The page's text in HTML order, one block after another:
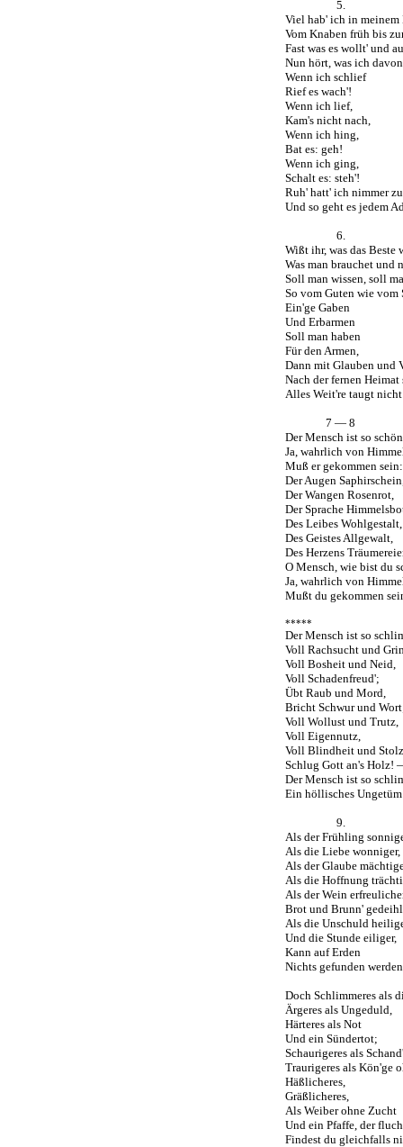
5.
Viel hab' ich in meinem
Vom Knaben früh bis
Fast was es wollt' und
Nun hört, was ich
Wenn ich schlief
Rief es wach'!
Wenn ich lief,
Kam's nicht nach,
Wenn ich hing,
Bat es: geh!
Wenn ich ging,
Schalt es: steh'!
Ruh' hatt' ich nimmer
Und so geht es jedem
6.
Wißt ihr, was das Beste
Was man brauchet und
Soll man wissen, soll
So vom Guten wie vom
Ein'ge Gaben
Und Erbarmen
Soll man haben
Für den Armen,
Dann mit Glauben und
Nach der fernen
Alles Weit're taugt nicht
7 — 8
Der Mensch ist so
Ja, wahrlich von
Muß er gekommen sein:
Der Augen
Der Wangen Rosenrot,
Der Sprache
Des Leibes Wohlgestalt,
Des Geistes Allgewalt,
Des Herzens
O Mensch, wie bist du
Ja, wahrlich von
Mußt du gekommen
*****
Der Mensch ist so
Voll Rachsucht und
Voll Bosheit und Neid,
Voll Schadenfreud';
Übt Raub und Mord,
Bricht Schwur und
Voll Wollust und Trutz,
Voll Eigennutz,
Voll Blindheit und
Schlug Gott an's Holz!
Der Mensch ist so
Ein höllisches
9.
Als der Frühling
Als die Liebe wonniger,
Als der Glaube
Als die Hoffnung
Als der Wein
Brot und Brunn'
Als die Unschuld
Und die Stunde eiliger,
Kann auf Erden
Nichts gefunden
Doch Schlimmeres als
Ärgeres als Ungeduld,
Härteres als Not
Und ein Sündertot;
Schaurigeres als
Traurigeres als Kön'ge
Häßlicheres,
Gräßlicheres,
Als Weiber ohne Zucht
Und ein Pfaffe, der
Findest du gleichfalls